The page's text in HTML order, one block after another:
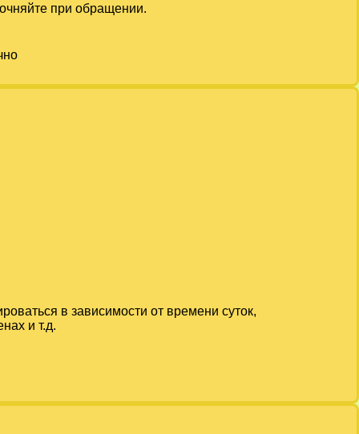
при обращении.
в зависимости от времени суток,
и т.д.